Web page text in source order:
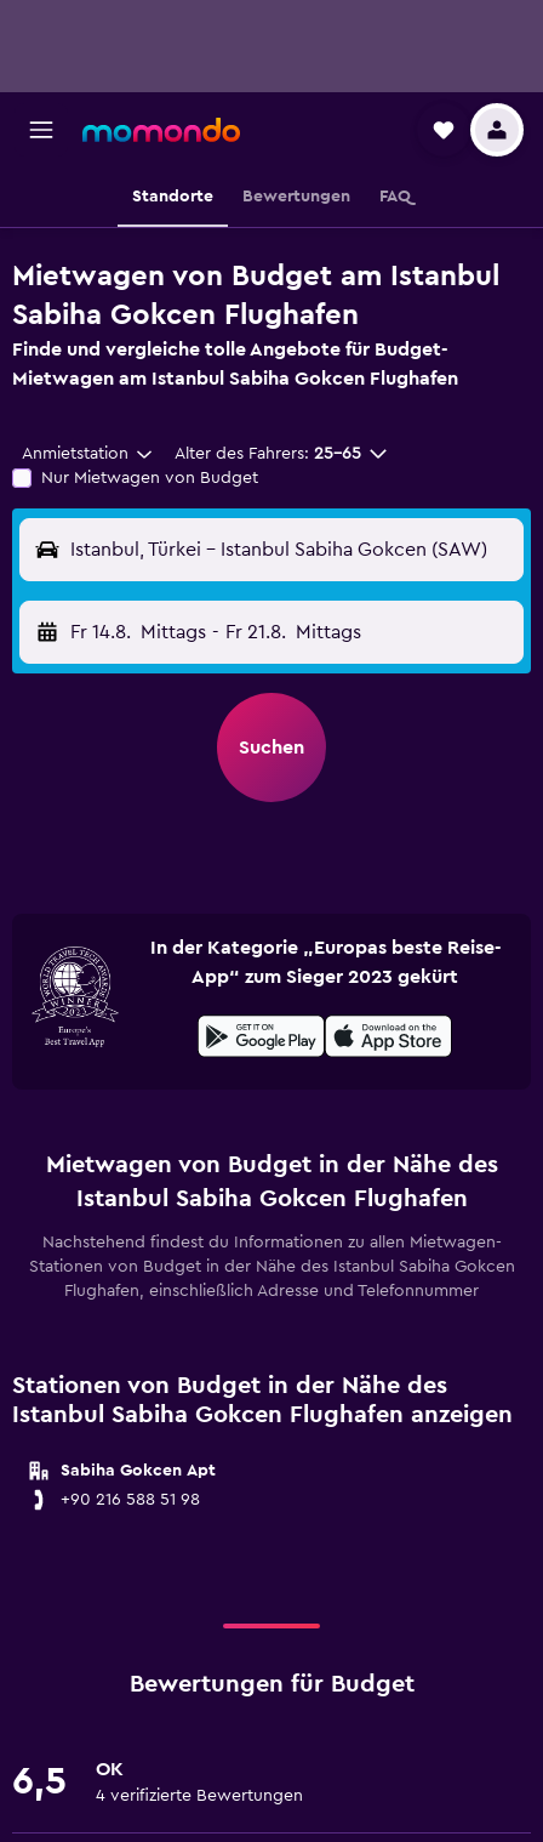
Standorte Bewertungen FAQ
Mietwagen von Budget am Istanbul
Sabiha Gokcen Flughafen
Finde und vergleiche tolle Angebote für Budget-
Mietwagen am Istanbul Sabiha Gokcen Flughafen
Anmietstation Alter des Fahrers: 25-65
Nur Mietwagen von Budget
Istanbul, Türkei - Istanbul Sabiha Gokcen (SAW)
Fr 14.8. Mittags - Fr 21.8. Mittags
Suchen
In der Kategorie „Europas beste Reise-
App“ zum Sieger 2023 gekürt
Mietwagen von Budget in der Nähe des
Istanbul Sabiha Gokcen Flughafen
Nachstehend findest du Informationen zu allen Mietwagen-
Stationen von Budget in der Nähe des Istanbul Sabiha Gokcen
Flughafen, einschließlich Adresse und Telefonnummer
Stationen von Budget in der Nähe des
Istanbul Sabiha Gokcen Flughafen anzeigen
Sabiha Gokcen Apt
+90 216 588 51 98
Bewertungen für Budget
6,5 OK
4 verifizierte Bewertungen